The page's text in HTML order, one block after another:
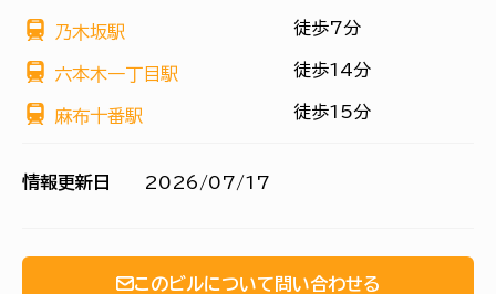
乃木坂駅 徒歩7分
六本木一丁目駅 徒歩14分
麻布十番駅 徒歩15分
情報更新日 2026/07/17
このビルについて問い合わせる